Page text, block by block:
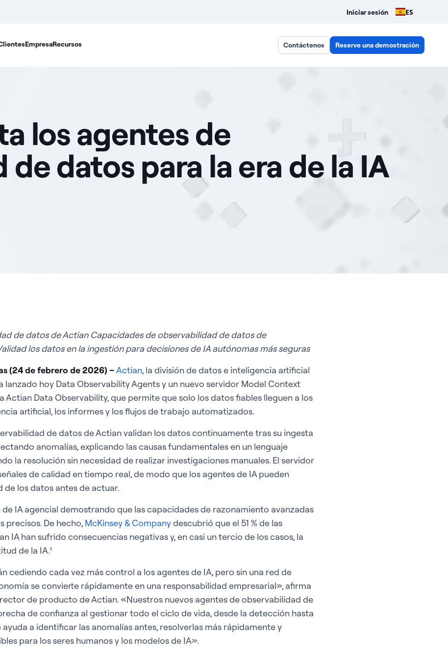
Iniciar sesión ES
EmpresaRecursos Contáctenos Reserve una demostración
los agentes de
datos para la era de la IA
de datos de ActianCapacidades de observabilidad de datos de
alidadlos datos en la ingestiónpara decisiones de IA autónomas más seguras
(24 de febrero de 2026) –Actian, la división de datos e inteligencia artificial
lanzado hoy Data Observability Agents y un nuevo servidor Model Context
Actian Data Observability, que permite que solo los datos fiables lleguen a los
artificial, los informes y los flujos de trabajo automatizados.
de datos de Actian validan los datos continuamente tras su ingesta
anomalías, explicando las causas fundamentales en un lenguaje
la resolución sin necesidad de realizar investigaciones manuales. El servidor
de calidad en tiempo real, de modo que los agentes de IA pueden
de los datos antes de actuar.
IA agencial demostrando que las capacidades de razonamiento avanzadas
precisos. De hecho, McKinsey & Companydescubrió que el 51 % de las
IA han sufrido consecuencias negativas y, en casi un tercio de los casos, la
de la IA.¹
cediendo cada vez más control a los agentes de IA, pero sin una red de
se convierte rápidamente en una responsabilidad empresarial», afirma
de producto de Actian. «Nuestros nuevos agentes de observabilidad de
de confianza al gestionar todo el ciclo de vida, desde la detección hasta
ayuda a identificar las anomalías antes, resolverlas más rápidamente y
para los seres humanos y los modelos de IA».